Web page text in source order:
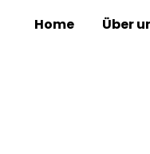
Home Über